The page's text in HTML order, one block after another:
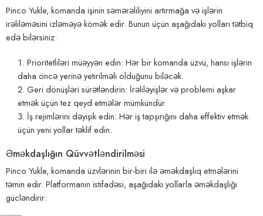
Pinco Yukle, komanda işinin səmərəliliyini artırmağa və işlərin
irəliləməsini izləməyə kömək edir. Bunun üçün aşağıdakı yolları tətbiq
edə bilərsiniz:
Prioritetliləri müəyyən edin: Hər bir komanda üzvü, hansı işlərin
daha öncə yerinə yetirilməli olduğunu biləcək.
Geri dönüşləri sürətləndirin: İrəliləyişlər və problemi aşkar
etmək üçün tez qeyd etmələr mümkündür.
İş rejimlərini dəyişik edin: Hər iş tapşırığını daha effektiv etmək
üçün yeni yollar təklif edin.
Əməkdaşlığın Qüvvətləndirilməsi
Pinco Yukle, komanda üzvlərinin bir-biri ilə əməkdaşlıq etmələrini
təmin edir. Platformanın istifadəsi, aşağıdakı yollarla əməkdaşlığı
gücləndirir: